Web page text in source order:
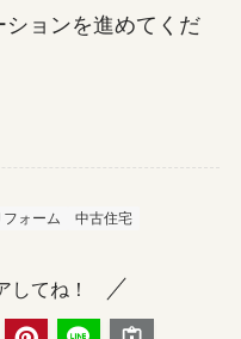
ョンを進めてくだ
フォーム 中古住宅
してね！